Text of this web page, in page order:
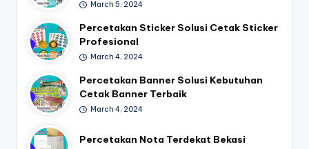
March 5, 2024
Percetakan Sticker Solusi Cetak Sticker
Profesional
March 4, 2024
Percetakan Banner Solusi Kebutuhan
Cetak Banner Terbaik
March 4, 2024
Percetakan Nota Terdekat Bekasi